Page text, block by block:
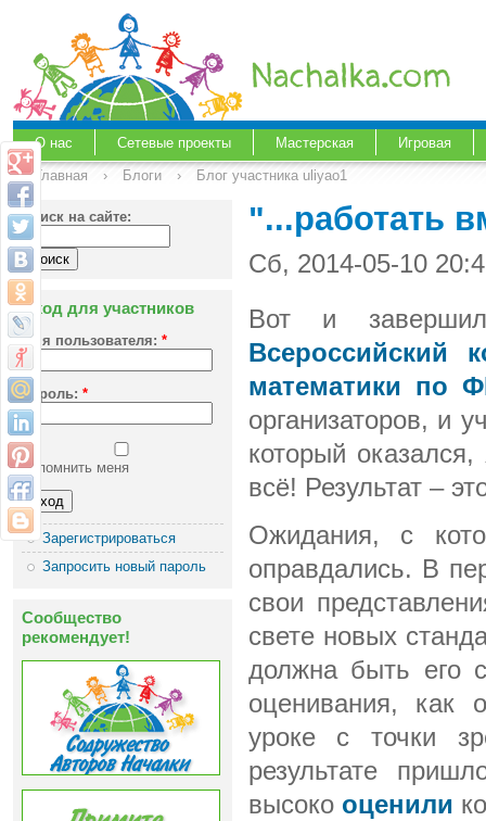
О нас Сетевые проекты Мастерская
Игровая
Главная
› Блоги › Блог участника uliyao1
Поиск на сайте:
Вход для участников
Имя пользователя: *
Пароль: *
Запомнить меня
Зарегистрироваться
Запросить новый пароль
Сообщество
рекомендует!
"...работать
Сб, 2014-05-10
Вот и
Всероссийский
математики по
организаторов, и
который
всё! Результат –
Ожидания, с
оправдались. В
свои
свете новых
должна быть его
оценивания, как
уроке с точки
результате
высоко оценили